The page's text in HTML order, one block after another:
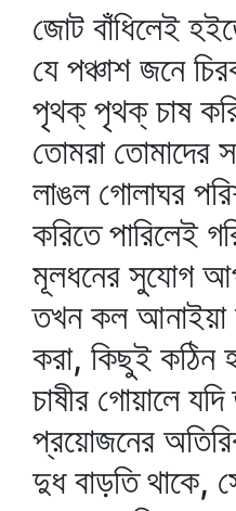
জোট বাঁধিলেই
যে পঞ্চাশ জনে
পৃথক্‌ পৃথক্‌ চাষ
তোমরা তোমাদের
লাঙল গোলাঘর
করিতে পারিলেই
মূলধনের সুযোগ
তখন কল আনাইয়া
করা, কিছুই কঠিন
চাষীর গোয়ালে
প্রয়োজনের
দুধ বাড়তি থাকে,